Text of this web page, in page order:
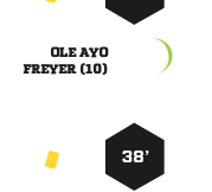
 
 
38’